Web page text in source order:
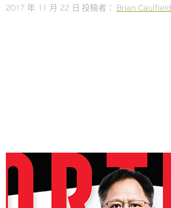
2017 年 11 月 22 日 投稿者： Brian Caulfield
Share